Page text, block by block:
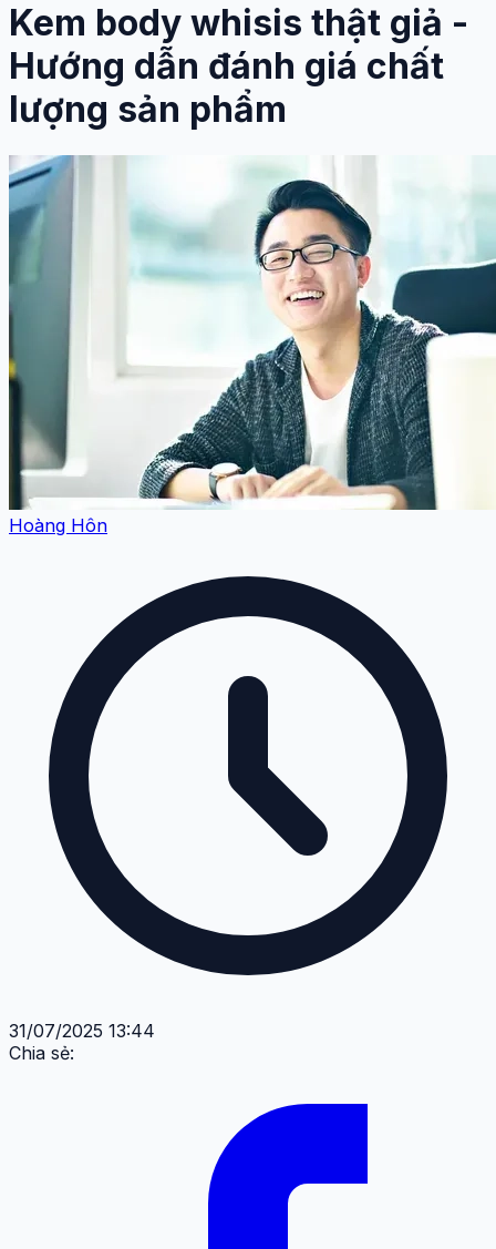
Kem body whisis thật giả -
Hướng dẫn đánh giá chất
lượng sản phẩm
Hoàng Hôn
31/07/2025 13:44
Chia sẻ: